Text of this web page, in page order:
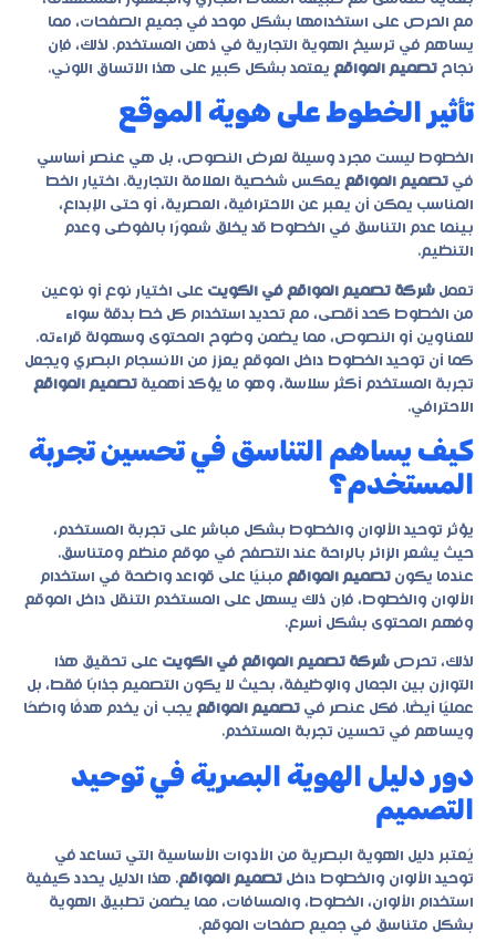
مع الحرص على استخدامها بشكل موحد في جميع الصفحات، مما
يساهم في ترسيخ الهوية التجارية في ذهن المستخدم. لذلك، فإن
نجاح تصميم المواقع يعتمد بشكل كبير على هذا الاتساق اللوني.
تأثير الخطوط على هوية الموقع
الخطوط ليست مجرد وسيلة لعرض النصوص، بل هي عنصر أساسي
في تصميم المواقع يعكس شخصية العلامة التجارية. اختيار الخط
المناسب يمكن أن يعبر عن الاحترافية، العصرية، أو حتى الإبداع،
بينما عدم التناسق في الخطوط قد يخلق شعورًا بالفوضى وعدم
التنظيم.
تعمل شركة تصميم المواقع في الكويت على اختيار نوع أو نوعين
من الخطوط كحد أقصى، مع تحديد استخدام كل خط بدقة سواء
للعناوين أو النصوص، مما يضمن وضوح المحتوى وسهولة قراءته.
كما أن توحيد الخطوط داخل الموقع يعزز من الانسجام البصري ويجعل
تجربة المستخدم أكثر سلاسة، وهو ما يؤكد أهمية تصميم المواقع
الاحترافي.
كيف يساهم التناسق في تحسين تجربة
المستخدم؟
يؤثر توحيد الألوان والخطوط بشكل مباشر على تجربة المستخدم،
حيث يشعر الزائر بالراحة عند التصفح في موقع منظم ومتناسق.
عندما يكون تصميم المواقع مبنيًا على قواعد واضحة في استخدام
الألوان والخطوط، فإن ذلك يسهل على المستخدم التنقل داخل الموقع
وفهم المحتوى بشكل أسرع.
لذلك، تحرص شركة تصميم المواقع في الكويت على تحقيق هذا
التوازن بين الجمال والوظيفة، بحيث لا يكون التصميم جذابًا فقط، بل
عمليًا أيضًا. فكل عنصر في تصميم المواقع يجب أن يخدم هدفًا واضحًا
ويساهم في تحسين تجربة المستخدم.
دور دليل الهوية البصرية في توحيد
التصميم
يُعتبر دليل الهوية البصرية من الأدوات الأساسية التي تساعد في
توحيد الألوان والخطوط داخل تصميم المواقع. هذا الدليل يحدد كيفية
استخدام الألوان، الخطوط، والمسافات، مما يضمن تطبيق الهوية
بشكل متناسق في جميع صفحات الموقع.